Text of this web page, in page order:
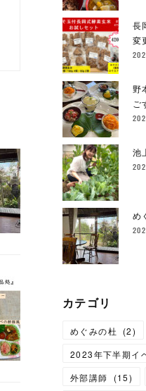
長
変
野
ご
池
め
カテゴリ
めぐみの杜 (2)
2023年下半期イ
外部講師
(15)